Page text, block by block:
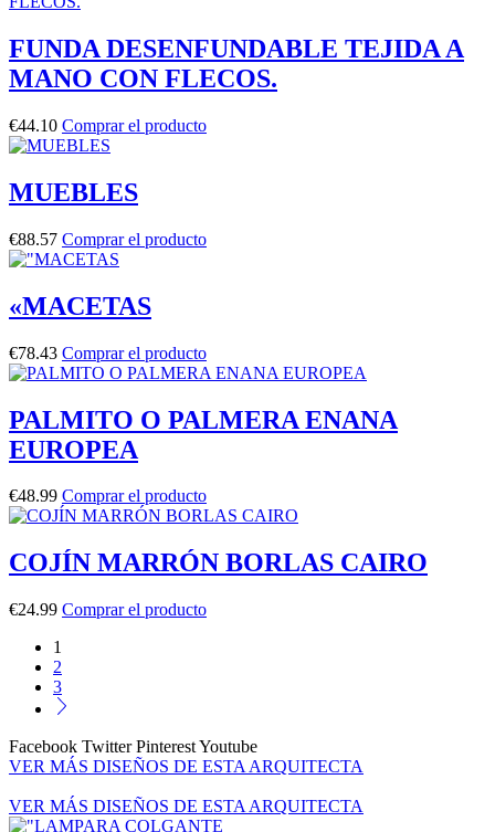
FUNDA DESENFUNDABLE TEJIDA A
MANO CON FLECOS.
€44.10 Comprar el producto
MUEBLES
€88.57 Comprar el producto
«MACETAS
€78.43 Comprar el producto
PALMITO O PALMERA ENANA
EUROPEA
€48.99 Comprar el producto
COJÍN MARRÓN BORLAS CAIRO
€24.99 Comprar el producto
1
2
3
Facebook Twitter PinterestYoutube
VER MÁS DISEÑOS DE ESTA ARQUITECTA
VER MÁS DISEÑOS DE ESTA ARQUITECTA